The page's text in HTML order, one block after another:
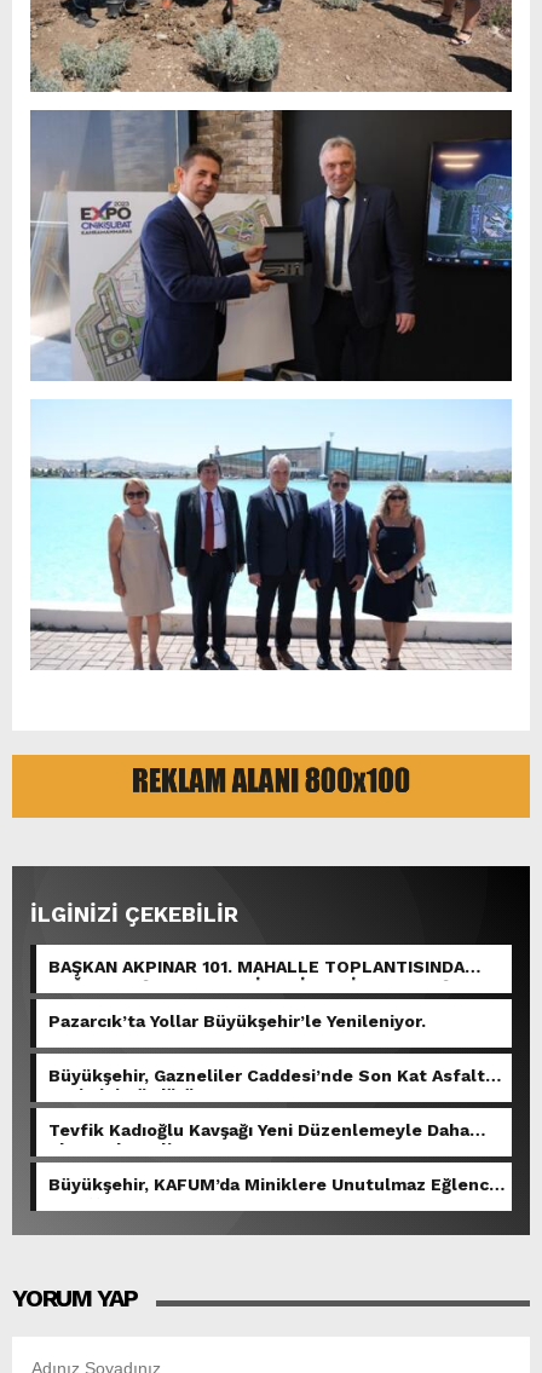
İLGİNİZİ ÇEKEBİLİR
BAŞKAN AKPINAR 101. MAHALLE TOPLANTISINDA
BAĞLARBAŞI MAHALLESİ SAKİNLERİYLE BULUŞTU.
Pazarcık’ta Yollar Büyükşehir’le Yenileniyor.
Büyükşehir, Gazneliler Caddesi’nde Son Kat Asfalt
Serimini Sürdürüyor.
Tevfik Kadıoğlu Kavşağı Yeni Düzenlemeyle Daha
Akıcı Hale Geliyor.
Büyükşehir, KAFUM’da Miniklere Unutulmaz Eğlence
YORUM YAP